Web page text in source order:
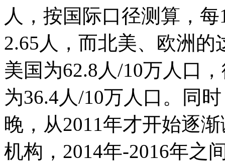
人，按国际口径测算，
2.65人，而北美、欧洲的
美国为62.8人/10万人口
为36.4人/10万人口。同
晚，从2011年才开始逐
机构，2014年-2016年之